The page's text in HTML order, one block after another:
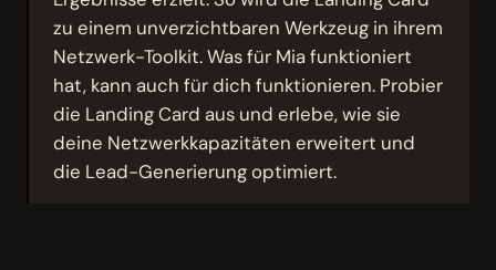
zu einem unverzichtbaren Werkzeug in ihrem
Netzwerk-Toolkit. Was für Mia funktioniert
hat, kann auch für dich funktionieren. Probier
die Landing Card aus und erlebe, wie sie
deine Netzwerkkapazitäten erweitert und
die Lead-Generierung optimiert.